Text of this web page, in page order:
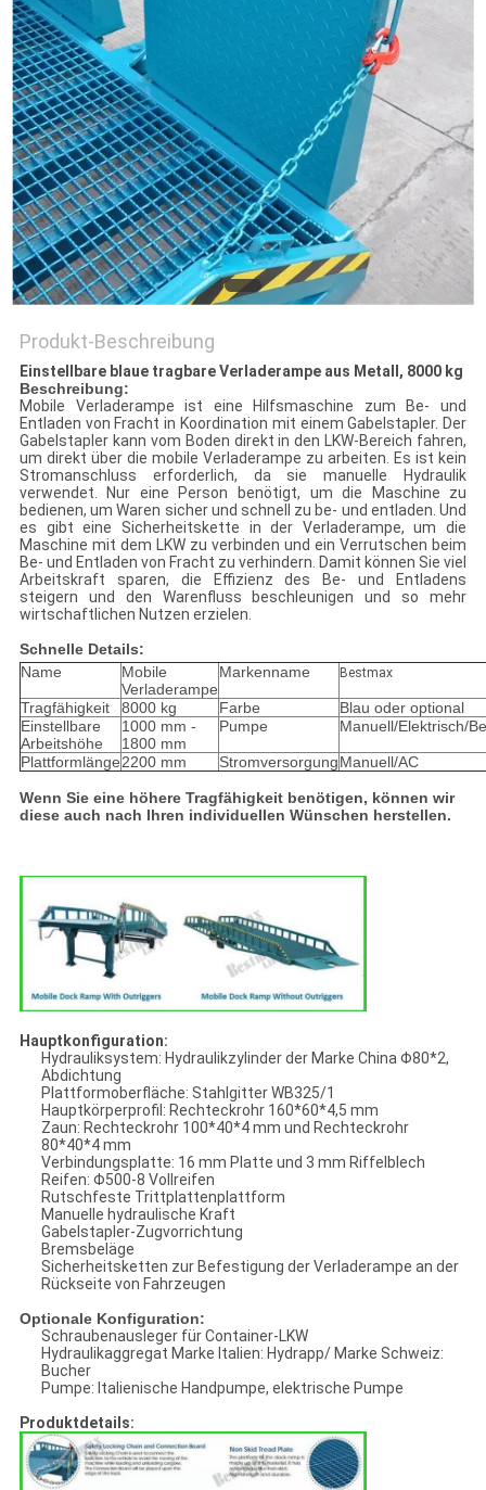
DATENSCHUTZRICHTLINIE
Produkt-Beschreibung
Einstellbare blaue tragbare Verladerampe aus Metall, 8000 kg
Beschreibung:
Mobile Verladerampe ist eine Hilfsmaschine zum Be- und
Entladen von Fracht in Koordination mit einem Gabelstapler. Der
Gabelstapler kann vom Boden direkt in den LKW-Bereich fahren,
um direkt über die mobile Verladerampe zu arbeiten. Es ist kein
Stromanschluss erforderlich, da sie manuelle Hydraulik
verwendet. Nur eine Person benötigt, um die Maschine zu
bedienen, um Waren sicher und schnell zu be- und entladen. Und
es gibt eine Sicherheitskette in der Verladerampe, um die
Maschine mit dem LKW zu verbinden und ein Verrutschen beim
Be- und Entladen von Fracht zu verhindern. Damit können Sie viel
Arbeitskraft sparen, die Effizienz des Be- und Entladens
steigern und den Warenfluss beschleunigen und so mehr
wirtschaftlichen Nutzen erzielen.
Schnelle Details:
Name
Mobile
Verladerampe
Markenname Bestmax
Tragfähigkeit 8000 kg Farbe
Blau oder optional
Einstellbare
Arbeitshöhe
1000 mm -
1800 mm
Pumpe Manuell/Elektrisch/
Plattformlänge2200 mm StromversorgungManuell/AC
Wenn Sie eine höhere Tragfähigkeit benötigen, können wir
diese auch nach Ihren individuellen Wünschen herstellen.
Hauptkonfiguration:
Hydrauliksystem: Hydraulikzylinder der Marke China Φ80*2,
Abdichtung
Plattformoberfläche: Stahlgitter WB325/1
Hauptkörperprofil: Rechteckrohr 160*60*4,5 mm
Zaun: Rechteckrohr 100*40*4 mm und Rechteckrohr
80*40*4 mm
Verbindungsplatte: 16 mm Platte und 3 mm Riffelblech
Reifen: Φ500-8 Vollreifen
Rutschfeste Trittplattenplattform
Manuelle hydraulische Kraft
Gabelstapler-Zugvorrichtung
Bremsbeläge
Sicherheitsketten zur Befestigung der Verladerampe an der
Rückseite von Fahrzeugen
Optionale Konfiguration:
Schraubenausleger für Container-LKW
Hydraulikaggregat Marke Italien: Hydrapp/ Marke Schweiz:
Bucher
Pumpe: Italienische Handpumpe, elektrische Pumpe
Produktdetails: